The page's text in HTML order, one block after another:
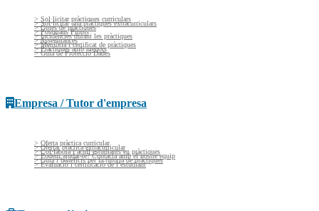
> Sol·licitar pràctiques curriculars
> Sol·licitar una pràctiques extracurriculars
> Guies de pràctiques
> Postgraus Propis
> Incidències durant les pràctiques
> Assegurances
> Memòria i certificat de pràctiques
> Pràctiques amb menors
> Guía de Protecció Dades
Empresa / Tutor d'empresa
> Oferta pràctica curricular
> Ofertar pràctica extracurricular
> Col·labora i acull estudiants en pràctiques
> Podem ajudar-te? Contacta amb el nostre equip
> Guia i beneficis per la tutoria de pràctiques
> Evaluació i certificació de l’estudiant